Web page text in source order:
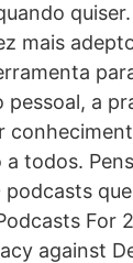
mais
pessoal, a
todos.
podcasts
For
against